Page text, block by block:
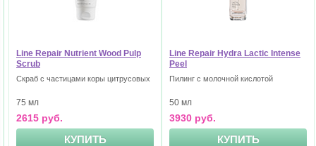
Line Repair Nutrient Wood Pulp
Scrub
Скраб с частицами коры цитрусовых
75 мл
2615 руб.
КУПИТЬ
Line Repair Hydra Lactic Intense
Peel
Пилинг с молочной кислотой
50 мл
3930 руб.
КУПИТЬ